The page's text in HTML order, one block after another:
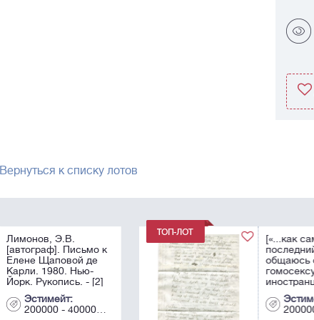
Вернуться к списку лотов
[«...как самый
последний сноб
общаюсь с
гомосексуальными
иностранцами...»]
[автограф]. Письмо к
Елене Щаповой де200000 - 400000